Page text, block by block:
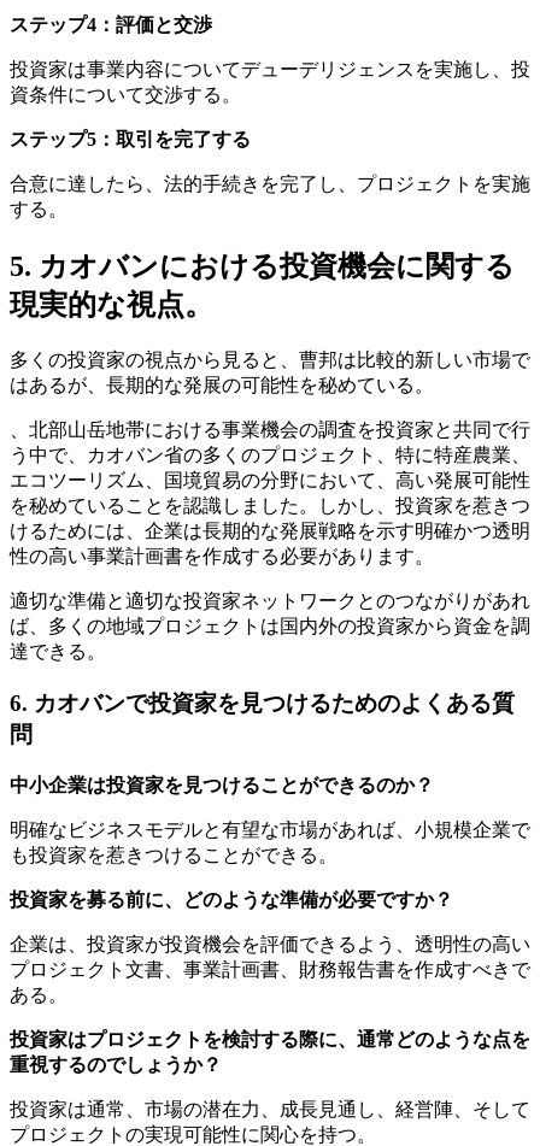
ステップ4：評価と交渉
投資家は事業内容についてデューデリジェンスを実施し、投
資条件について交渉する。
ステップ5：取引を完了する
合意に達したら、法的手続きを完了し、プロジェクトを実施
する。
5. カオバンにおける投資機会に関する
現実的な視点。
多くの投資家の視点から見ると、曹邦は比較的新しい市場で
はあるが、長期的な発展の可能性を秘めている。
、北部山岳地帯における事業機会の調査を投資家と共同で行
う中で、カオバン省の多くのプロジェクト、特に特産農業、
エコツーリズム、国境貿易の分野において、高い発展可能性
を秘めていることを認識しました。しかし、投資家を惹きつ
けるためには、企業は長期的な発展戦略を示す明確かつ透明
性の高い事業計画書を作成する必要があります。
適切な準備と適切な投資家ネットワークとのつながりがあれ
ば、多くの地域プロジェクトは国内外の投資家から資金を調
達できる。
6. カオバンで投資家を見つけるためのよくある質
問
中小企業は投資家を見つけることができるのか？
明確なビジネスモデルと有望な市場があれば、小規模企業で
も投資家を惹きつけることができる。
投資家を募る前に、どのような準備が必要ですか？
企業は、投資家が投資機会を評価できるよう、透明性の高い
プロジェクト文書、事業計画書、財務報告書を作成すべきで
ある。
投資家はプロジェクトを検討する際に、通常どのような点を
重視するのでしょうか？
投資家は通常、市場の潜在力、成長見通し、経営陣、そして
プロジェクトの実現可能性に関心を持つ。